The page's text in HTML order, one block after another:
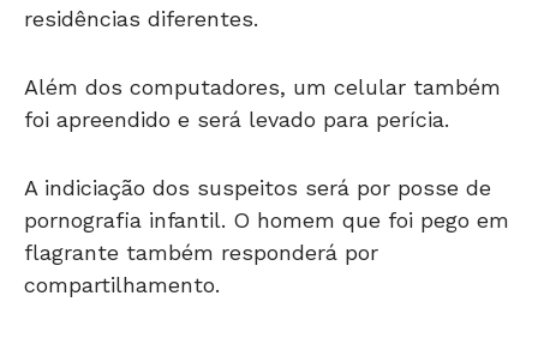
residências diferentes.
Além dos computadores, um celular também
foi apreendido e será levado para perícia.
A indiciação dos suspeitos será por posse de
pornografia infantil. O homem que foi pego em
flagrante também responderá por
compartilhamento.